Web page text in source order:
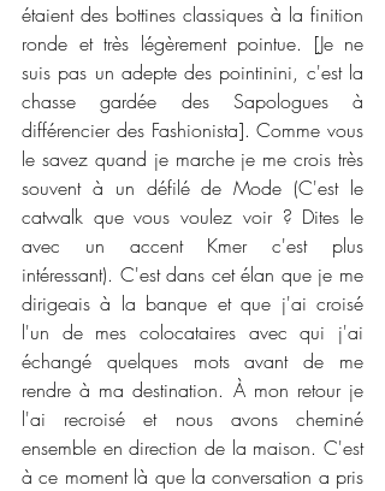
étaient des bottines classiques à la finition
ronde et très légèrement pointue. [Je ne
suis pas un adepte des pointinini, c'est la
chasse gardée des Sapologues à
différencier des Fashionista]. Comme vous
le savez quand je marche je me crois très
souvent à un défilé de Mode (C'est le
catwalk que vous voulez voir ? Dites le
avec un accent Kmer c'est plus
intéressant). C'est dans cet élan que je me
dirigeais à la banque et que j'ai croisé
l'un de mes colocataires avec qui j'ai
échangé quelques mots avant de me
rendre à ma destination. À mon retour je
l'ai recroisé et nous avons cheminé
ensemble en direction de la maison. C'est
à ce moment là que la conversation a pris